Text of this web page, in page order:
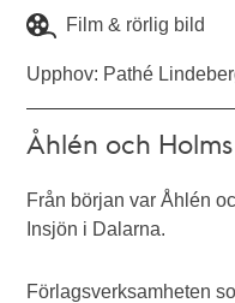
Film & rörlig bild
Upphov: Pathé
Åhlén och
Från början var Åhlén
Insjön i Dalarna.
Förlagsverksamheten